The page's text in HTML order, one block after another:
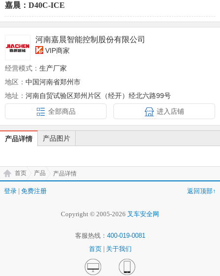
嘉晨：D40C-ICE
河南嘉晨智能控制股份有限公司
VIP商家
经营模式： 生产厂家
地区： 中国河南省郑州市
地址： 河南自贸试验区郑州片区（经开）经北六路99号
全部商品
进入店铺
产品详情 产品图片
首页 产品 产品详情
登录 免费注册 返回顶部↑
Copyright © 2005-2026 叉车安全网
客服热线： 400-019-0081
首页
关于我们